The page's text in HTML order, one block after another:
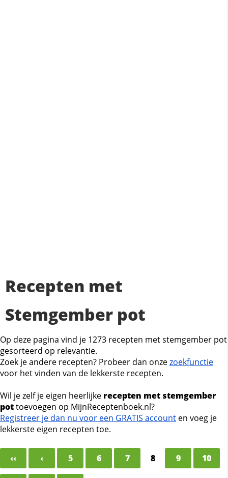
Recepten met
Stemgember pot
Op deze pagina vind je 1273 recepten met stemgember pot
gesorteerd op relevantie.
Zoek je andere recepten? Probeer dan onzezoekfunctie
voor het vinden van de lekkerste recepten.
Wil je zelf je eigen heerlijke recepten met stemgember
pottoevoegen op MijnReceptenboek.nl?
Registreer je dan nu voor een GRATIS account en voeg je
lekkerste eigen recepten toe.
‹‹ ‹ 5 6 7 8 9 10